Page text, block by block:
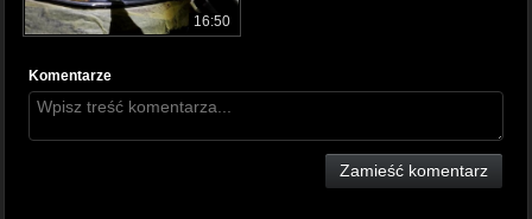
16:50
Komentarze
Zamieść komentarz